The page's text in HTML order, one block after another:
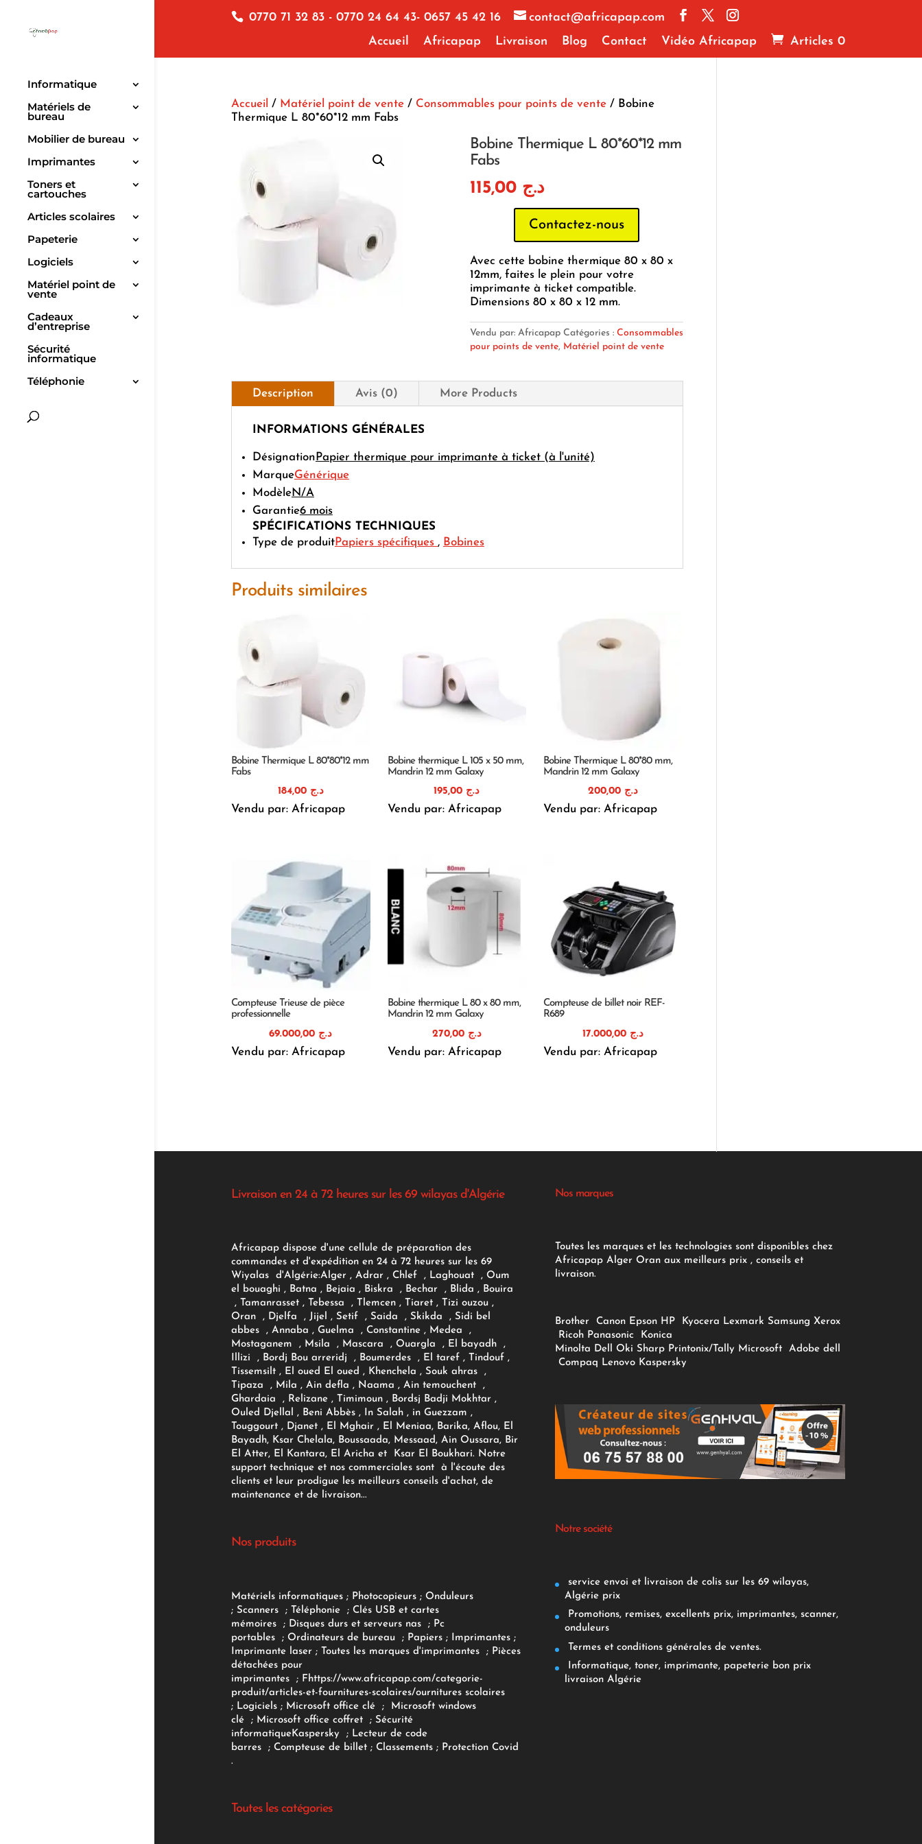
0770 71 32 83 - 0770 24 64 43- 0657 45 42 16
contact@africapap.com
Accueil
Africapap Livraison Blog Contact Vidéo Africapap Articles 0
Informatique
Matériels de
bureau
Mobilier de bureau
Imprimantes
Toners et
cartouches
Articles scolaires
Papeterie
Logiciels
Matériel point de
vente
Cadeaux
d’entreprise
Sécurité
informatique
Téléphonie
Accueil / Matériel point de vente/ Consommables pour points de vente/ Bobine
Thermique L 80*60*12 mm Fabs
Bobine Thermique L 80*60*12 mm
Fabs
د.ج 115,00
Contactez-nous
Avec cette bobine thermique 80 x 80 x
12mm, faites le plein pour votre
imprimante à ticket compatible.
Dimensions 80 x 80 x 12 mm.
Vendu par: Africapap Catégories : Consommables
pour points de vente, Matériel point de vente
Description Avis (0) More Products
INFORMATIONS GÉNÉRALES
DésignationPapier thermique pour imprimante à ticket (à l'unité)
MarqueGénérique
ModèleN/A
Garantie6 mois
SPÉCIFICATIONS TECHNIQUES
Type de produitPapiers spécifiques , Bobines
Produits similaires
Bobine Thermique L 80*80*12 mm
Fabs
د.ج 184,00
Vendu par: Africapap
Bobine thermique L 105 x 50 mm,
Mandrin 12 mm Galaxy
د.ج
Vendu par: Africapap
Bobine Thermique L 80*80 mm,
Mandrin 12 mm Galaxy
د.ج
Vendu par: Africapap
Compteuse Trieuse de pièce
professionnelle
د.ج
Vendu par: Africapap
Bobine thermique L 80 x 80 mm,
Mandrin 12 mm Galaxy
د.ج 270,00
Vendu par: Africapap
Compteuse de billet noir REF-
R689
د.ج
Vendu par: Africapap
Livraison en 24 à 72 heures sur les 69 wilayas d'Algérie
Africapap dispose d'une cellule de préparation des
commandes et d'expédition en 24 à 72 heures sur les 69
Wiyalas d'Algérie:Alger , Adrar, Chlef , Laghouat , Oum
el bouaghi , Batna , Bejaia , Biskra , Bechar , Blida , Bouira
, Tamanrasset , Tebessa , Tlemcen , Tiaret , Tizi ouzou ,
Oran , Djelfa , Jijel , Setif , Saida , Skikda , Sidi bel
abbes , Annaba , Guelma , Constantine , Medea ,
Mostaganem , Msila , Mascara , Ouargla , El bayadh ,
Illizi , Bordj Bou arreridj , Boumerdes , El taref , Tindouf ,
Tissemsilt , El oued El oued , Khenchela , Souk ahras ,
Tipaza , Mila , Ain defla , Naama , Ain temouchent ,
Ghardaia , Relizane , Timimoun , Bordsj Badji Mokhtar ,
Ouled Djellal , Beni Abbès , In Salah , in Guezzam ,
Touggourt , Djanet , El Mghair , El Meniaa, Barika, Aflou, El
Bayadh, Ksar Chelala, Boussaada, Messaad, Ain Oussara, Bir
El Atter, El Kantara, El Aricha et Ksar El Boukhari. Notre
support technique et nos commerciales sont à l'écoute des
clients et leur prodigue les meilleurs conseils d'achat, de
maintenance et de livraison...
Nos produits
Matériels informatiques; Photocopieurs; Onduleurs
; Scanners ; Téléphonie ; Clés USB et cartes
mémoires
; Disques durs et serveurs nas ; Pc
portables
; Ordinateurs de bureau ; Papiers; Imprimantes;
Imprimante laser; Toutes les marques d'imprimantes ; Pièces
détachées pour
imprimantes
; F https://www.africapap.com/categorie-
produit/articles-et-fournitures-scolaires/ournitures scolaires
; Logiciels ; Microsoft office clé ;
Microsoft windows
clé; Microsoft office coffret ; Sécurité
informatiqueKaspersky ; Lecteur de code
barres
; Compteuse de billet; Classements ; Protection Covid
.
Toutes les catégories
Nos marques
Toutes les marques et les technologies sont disponibles chez
Africapap Alger Oran aux meilleurs prix , conseils et
livraison.
Brother Canon Epson HP Kyocera Lexmark Samsung Xerox
Ricoh Panasonic
Konica
Minolta Dell Oki Sharp Printonix/Tally Microsoft Adobe dell
Compaq Lenovo Kaspersky
Notre société
service envoi et livraison de colis sur les 69 wilayas,
Algérie prix
Promotions, remises, excellents prix, imprimantes, scanner,
onduleurs
Termes et conditions générales de ventes.
Informatique, toner, imprimante, papeterie bon prix
livraison Algérie